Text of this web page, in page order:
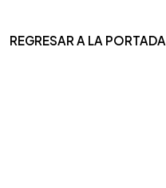
REGRESAR A LA PORTADA